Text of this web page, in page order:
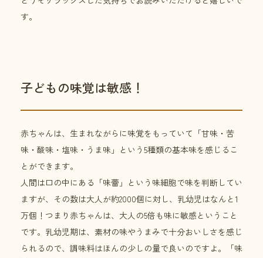
す。
子どもの味覚は敏感！
赤ちゃんは、生まれながらに味覚をもっていて「甘味・苦
味・酸味・塩味・うま味」という5種類の基本味を感じるこ
とができます。
人間は口の中にある「味蕾」という味細胞で味を判断してい
ますが、その数は大人が約2000個に対し、乳幼児はなんと1
万個！つまり赤ちゃんは、大人の5倍も味に敏感ということ
です。乳幼児期は、素材の味やうまみで十分おいしさを感じ
られるので、調味料はほんの少しの量で良いのですよ。「味